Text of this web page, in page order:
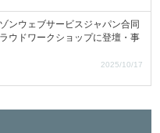
ンウェブサービスジャパン合同
ウドワークショップに登壇・事
2025/10/17